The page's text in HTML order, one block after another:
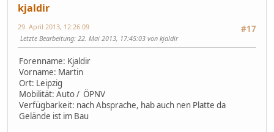
kjaldir
#17
29. April 2013, 12:26:09
Letzte Bearbeitung: 22. Mai 2013, 17:45:03 von kjaldir
Forenname: Kjaldir
Vorname: Martin
Ort: Leipzig
Mobilität: Auto / ÖPNV
Verfügbarkeit: nach Absprache, hab auch nen Platte da
Gelände ist im Bau